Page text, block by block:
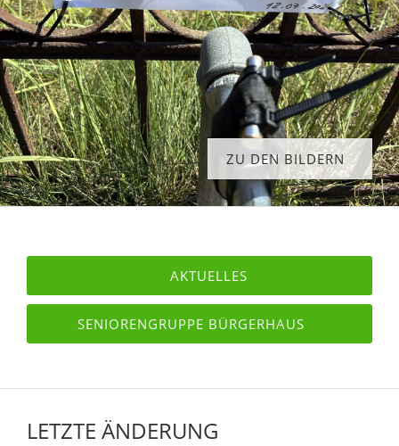
ZU DEN BILDERN
AKTUELLES
SENIORENGRUPPE BÜRGERHAUS
LETZTE ÄNDERUNG